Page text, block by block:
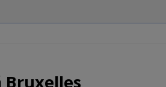
Bruxelles